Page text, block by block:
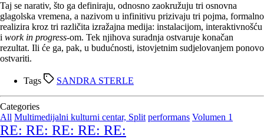
Taj se narativ, što ga definiraju, odnosno zaokružuju tri osnovna
glagolska vremena, a nazivom u infinitivu prizivaju tri pojma, formalno
realizira kroz tri različita izražajna medija: instalacijom, interaktivnošću
i work in progress-om. Tek njihova suradnja ostvaruje konačan
rezultat. Ili će ga, pak, u budućnosti, istovjetnim sudjelovanjem ponovo
ostvariti.
Tags SANDRA STERLE
Categories
All Multimedijalni kulturni centar, Split performans Volumen 1
RE: RE: RE: RE: RE: